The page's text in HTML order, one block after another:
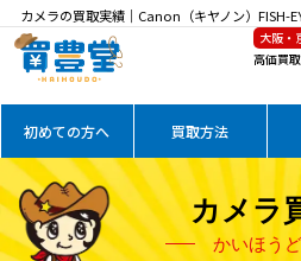
カメラの買取実績｜Canon（キヤノン）FISH-
高価買取
大阪・
高価買
初めての方へ 買取方法
カメラ
かいほう